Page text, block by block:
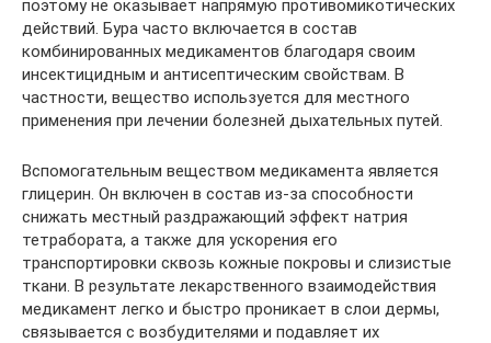
поэтому не оказывает напрямую противомикотических
действий. Бура часто включается в состав
комбинированных медикаментов благодаря своим
инсектицидным и антисептическим свойствам. В
частности, вещество используется для местного
применения при лечении болезней дыхательных путей.
Вспомогательным веществом медикамента является
глицерин. Он включен в состав из-за способности
снижать местный раздражающий эффект натрия
тетрабората, а также для ускорения его
транспортировки сквозь кожные покровы и слизистые
ткани. В результате лекарственного взаимодействия
медикамент легко и быстро проникает в слои дермы,
связывается с возбудителями и подавляет их